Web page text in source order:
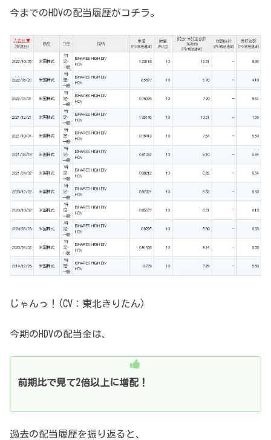
今までのHDVの配当履歴がコチラ。
じゃんっ！(CV：東北きりたん)
今期のHDVの配当金は、
前期比で見て2倍以上に増配！
過去の配当履歴を振り返ると、